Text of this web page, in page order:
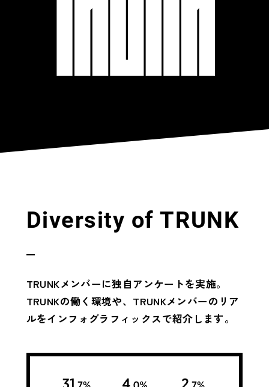
Diversity of TRUNK
TRUNKメンバーに独自アンケートを実施。
TRUNKの働く環境や、TRUNKメンバーのリア
ルをインフォグラフィックスで紹介します。